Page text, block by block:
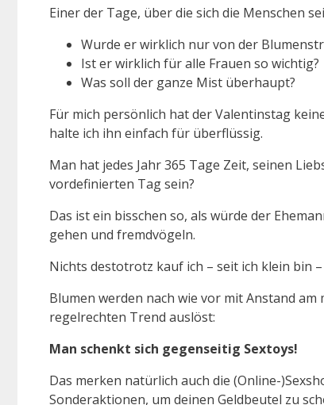
Einer der Tage, über die sich die Menschen
Wurde er wirklich nur von der
Ist er wirklich für alle Frauen so wichtig?
Was soll der ganze Mist überhaupt?
Für mich persönlich hat der Valentinstag
halte ich ihn einfach für überflüssig.
Man hat jedes Jahr 365 Tage Zeit, seinen
vordefinierten Tag sein?
Das ist ein bisschen so, als würde der
gehen und fremdvögeln.
Nichts destotrotz kauf ich – seit ich klein bin
Blumen werden nach wie vor mit Anstand
regelrechten Trend auslöst:
Man schenkt sich gegenseitig Sextoys!
Das merken natürlich auch die (Online-
Sonderaktionen, um deinen Geldbeutel zu